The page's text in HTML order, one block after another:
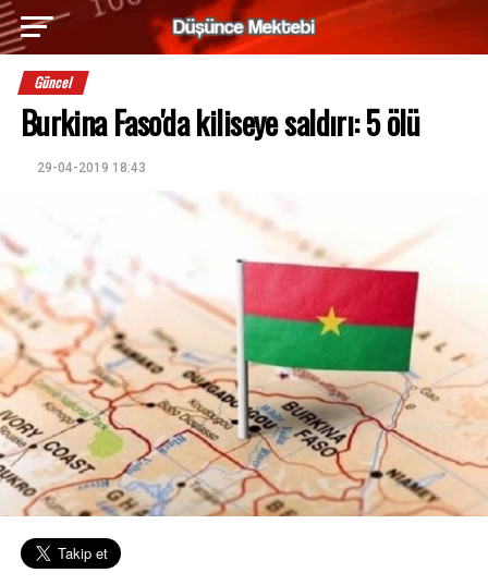
Güncel
Burkina Faso'da kiliseye saldırı: 5 ölü
29-04-2019 18:43